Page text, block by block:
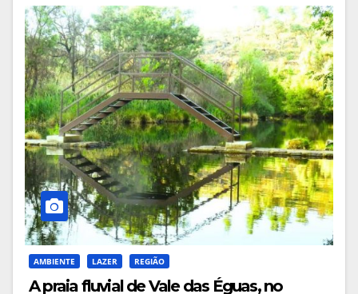
AMBIENTE LAZER REGIÃO
A praia fluvial de Vale das Éguas, no